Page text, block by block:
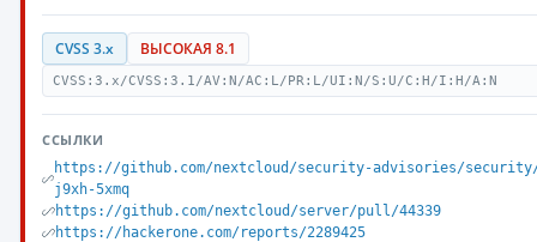
CVSS 3.x ВЫСОКАЯ 8.1
CVSS:3.x/CVSS:3.1/AV:N/AC:L/PR:L/UI:N/S:U/C:H/I:H/A:N
ССЫЛКИ
https://github.com/nextcloud/security-advisories/security/
j9xh-5xmq
https://github.com/nextcloud/server/pull/44339
https://hackerone.com/reports/2289425